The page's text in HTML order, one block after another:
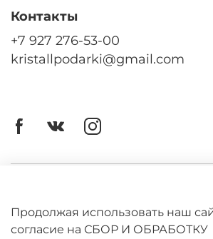
Оферта
Политика конфиденциальности
Контакты
+7 927 276-53-00
kristallpodarki@gmail.com
Продолжая использовать наш
согласие на СБОР И ОБРАБОТКУ